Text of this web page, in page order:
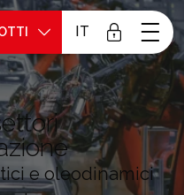
IT
e oleodinamici